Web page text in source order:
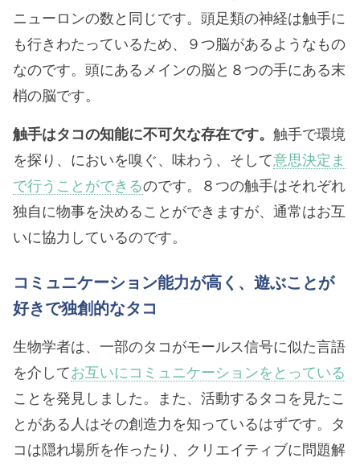
ニューロンの数と同じです。頭足類の神経は触手に
も行きわたっているため、９つ脳があるようなもの
なのです。頭にあるメインの脳と８つの手にある末
梢の脳です。
触手はタコの知能に不可欠な存在です。 触手で環境
を探り、においを嗅ぐ、味わう、そして意思決定ま
で行うことができるのです。８つの触手はそれぞれ
独自に物事を決めることができますが、通常はお互
いに協力しているのです。
コミュニケーション能力が高く、遊ぶことが
好きで独創的なタコ
生物学者は、一部のタコがモールス信号に似た言語
を介してお互いにコミュニケーションをとっている
ことを発見しました。また、活動するタコを見たこ
とがある人はその創造力を知っているはずです。タ
コは隠れ場所を作ったり、クリエイティブに問題解